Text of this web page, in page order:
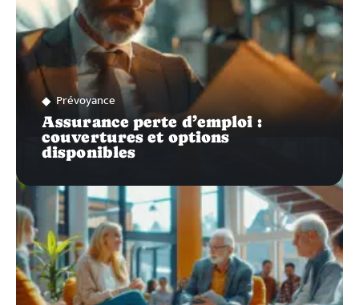
Prévoyance
Assurance perte d’emploi :
couvertures et options
disponibles